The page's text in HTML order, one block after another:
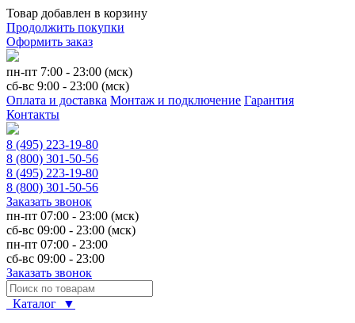
Товар добавлен в корзину
Продолжить покупки
Оформить заказ
пн-пт 7:00 - 23:00 (мск)
сб-вс 9:00 - 23:00 (мск)
Оплата и доставка Монтаж и подключение Гарантия
Контакты
8 (495) 223-19-80
8 (800) 301-50-56
8 (495) 223-19-80
8 (800) 301-50-56
Заказать звонок
пн-пт 07:00 - 23:00 (мск)
сб-вс 09:00 - 23:00 (мск)
пн-пт 07:00 - 23:00
сб-вс 09:00 - 23:00
Заказать звонок
Каталог ▼